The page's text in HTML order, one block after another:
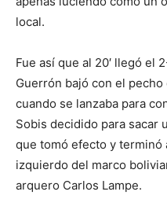
local.
Fue así que al 20′ llegó el
Guerrón bajó con el
cuando se lanzaba para
Sobis decidido para sacar
que tomó efecto y terminó
izquierdo del marco
arquero Carlos Lampe.